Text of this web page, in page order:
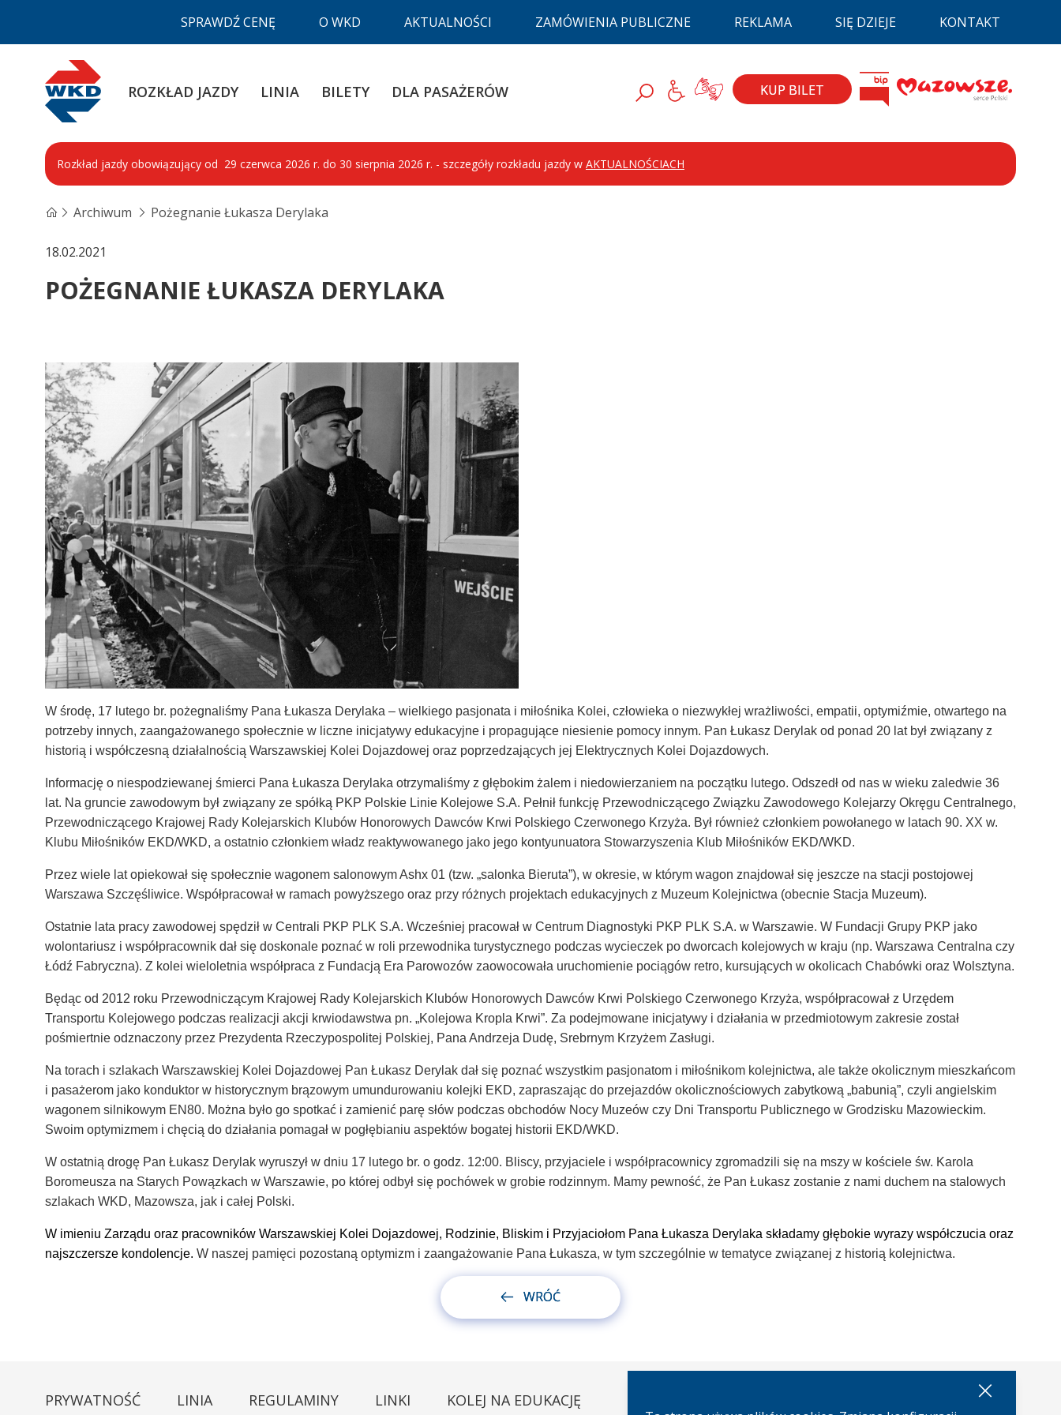
SPRAWDŹ CENĘ O WKD AKTUALNOŚCI ZAMÓWIENIA PUBLICZNE REKLAMA SIĘ DZIEJE KONTAKT
WKD
ROZKŁAD JAZDY LINIA BILETY DLA PASAŻERÓW Szukaj Dla
Język migowyKUP BILET
BIP Mazovia
Rozkład jazdy obowiązujący od 29 czerwca 2026 r. do 30 sierpnia 2026 r. - szczegóły rozkładu jazdy w AKTUALNOŚCIACH
Archiwum Pożegnanie Łukasza Derylaka
18.02.2021
POŻEGNANIE ŁUKASZA DERYLAKA
W środę, 17 lutego br. pożegnaliśmy Pana Łukasza Derylaka – wielkiego pasjonata i miłośnika Kolei, człowieka o niezwykłej wrażliwości, empatii, optymiźmie, otwartego na
potrzeby innych, zaangażowanego społecznie w liczne inicjatywy edukacyjne i propagujące niesienie pomocy innym. Pan Łukasz Derylak od ponad 20 lat był związany z
historią i współczesną działalnością Warszawskiej Kolei Dojazdowej oraz poprzedzających jej Elektrycznych Kolei Dojazdowych.
Informację o niespodziewanej śmierci Pana Łukasza Derylaka otrzymaliśmy z głębokim żalem i niedowierzaniem na początku lutego. Odszedł od nas w wieku zaledwie 36
lat. Na gruncie zawodowym był związany ze spółką PKP Polskie Linie Kolejowe S.A. Pełnił funkcję Przewodniczącego Związku Zawodowego Kolejarzy Okręgu Centralnego,
Przewodniczącego Krajowej Rady Kolejarskich Klubów Honorowych Dawców Krwi Polskiego Czerwonego Krzyża. Był również członkiem powołanego w latach 90. XX w.
Klubu Miłośników EKD/WKD, a ostatnio członkiem władz reaktywowanego jako jego kontyunuatora Stowarzyszenia Klub Miłośników EKD/WKD.
Przez wiele lat opiekował się społecznie wagonem salonowym Ashx 01 (tzw. „salonka Bieruta”), w okresie, w którym wagon znajdował się jeszcze na stacji postojowej
Warszawa Szczęśliwice. Współpracował w ramach powyższego oraz przy różnych projektach edukacyjnych z Muzeum Kolejnictwa (obecnie Stacja Muzeum).
Ostatnie lata pracy zawodowej spędził w Centrali PKP PLK S.A. Wcześniej pracował w Centrum Diagnostyki PKP PLK S.A. w Warszawie. W Fundacji Grupy PKP jako
wolontariusz i współpracownik dał się doskonale poznać w roli przewodnika turystycznego podczas wycieczek po dworcach kolejowych w kraju (np. Warszawa Centralna czy
Łódź Fabryczna). Z kolei wieloletnia współpraca z Fundacją Era Parowozów zaowocowała uruchomienie pociągów retro, kursujących w okolicach Chabówki oraz Wolsztyna.
Będąc od 2012 roku Przewodniczącym Krajowej Rady Kolejarskich Klubów Honorowych Dawców Krwi Polskiego Czerwonego Krzyża, współpracował z Urzędem
Transportu Kolejowego podczas realizacji akcji krwiodawstwa pn. „Kolejowa Kropla Krwi”. Za podejmowane inicjatywy i działania w przedmiotowym zakresie został
pośmiertnie odznaczony przez Prezydenta Rzeczypospolitej Polskiej, Pana Andrzeja Dudę, Srebrnym Krzyżem Zasługi.
Na torach i szlakach Warszawskiej Kolei Dojazdowej Pan Łukasz Derylak dał się poznać wszystkim pasjonatom i miłośnikom kolejnictwa, ale także okolicznym mieszkańcom
i pasażerom jako konduktor w historycznym brązowym umundurowaniu kolejki EKD, zapraszając do przejazdów okolicznościowych zabytkową „babunią”, czyli angielskim
wagonem silnikowym EN80. Można było go spotkać i zamienić parę słów podczas obchodów Nocy Muzeów czy Dni Transportu Publicznego w Grodzisku Mazowieckim.
Swoim optymizmem i chęcią do działania pomagał w pogłębianiu aspektów bogatej historii EKD/WKD.
W ostatnią drogę Pan Łukasz Derylak wyruszył w dniu 17 lutego br. o godz. 12:00. Bliscy, przyjaciele i współpracownicy zgromadzili się na mszy w kościele św. Karola
Boromeusza na Starych Powązkach w Warszawie, po której odbył się pochówek w grobie rodzinnym. Mamy pewność, że Pan Łukasz zostanie z nami duchem na stalowych
szlakach WKD, Mazowsza, jak i całej Polski.
W imieniu Zarządu oraz pracowników Warszawskiej Kolei Dojazdowej, Rodzinie, Bliskim i Przyjaciołom Pana Łukasza Derylaka składamy głębokie wyrazy współczucia oraz
najszczersze kondolencje. W naszej pamięci pozostaną optymizm i zaangażowanie Pana Łukasza, w tym szczególnie w tematyce związanej z historią kolejnictwa.
WRÓĆ
PRYWATNOŚĆ LINIA REGULAMINY LINKI KOLEJ NA EDUKACJĘ Facebook